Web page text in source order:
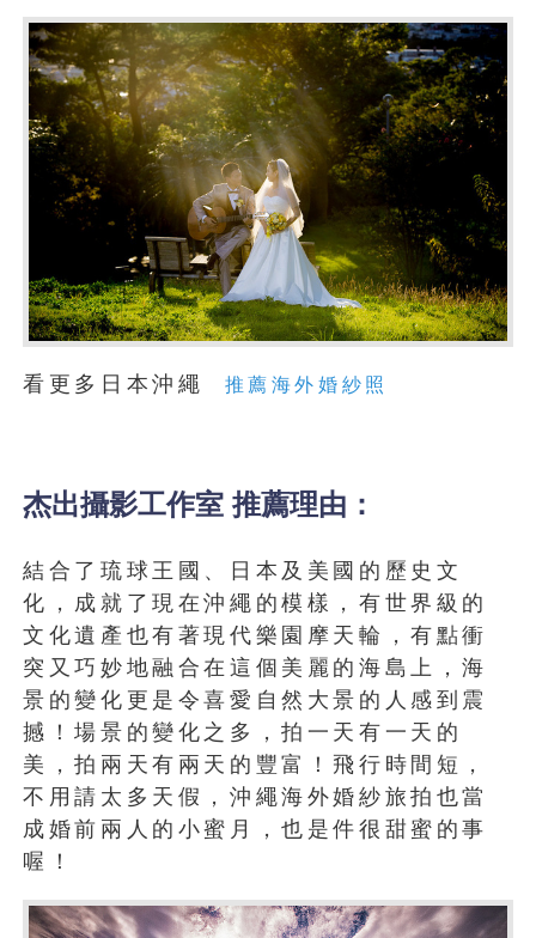
看更多日本沖繩 推薦海外婚紗照
杰出攝影工作室 推薦理由：
結合了琉球王國、日本及美國的歷史文
化，成就了現在沖繩的模樣，有世界級的
文化遺產也有著現代樂園摩天輪，有點衝
突又巧妙地融合在這個美麗的海島上，海
景的變化更是令喜愛自然大景的人感到震
撼！場景的變化之多，拍一天有一天的
美，拍兩天有兩天的豐富！飛行時間短，
不用請太多天假，沖繩海外婚紗旅拍也當
成婚前兩人的小蜜月，也是件很甜蜜的事
喔！